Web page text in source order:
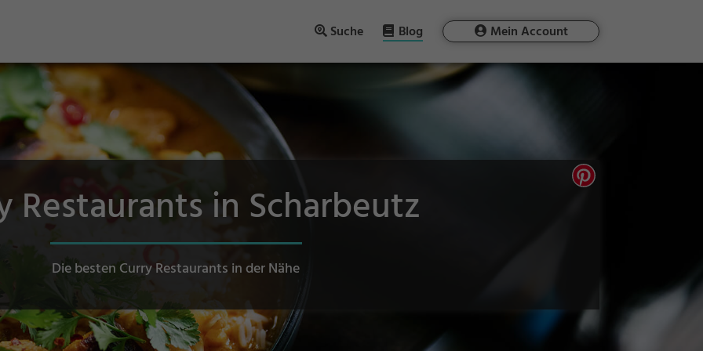
Suche Blog Mein Account
Restaurants in Scharbeutz
Die besten Curry Restaurants in der Nähe